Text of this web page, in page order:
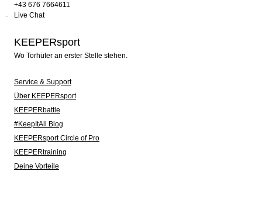
+43 676 7664611
Live Chat
KEEPERsport
Wo Torhüter an erster Stelle stehen.
Service & Support
Über KEEPERsport
KEEPERbattle
#KeepItAll Blog
KEEPERsport Circle of Pro
KEEPERtraining
Deine Vorteile